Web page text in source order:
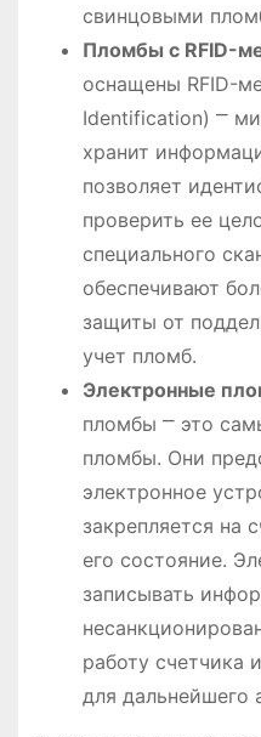
свинцовыми
Пломбы с RFID-
оснащены RFID-
Identification) ⎻
хранит
позволяет
проверить ее
специального
обеспечивают
защиты от
учет пломб.
Электронные
пломбы ⎻ это
пломбы. Они
электронное
закрепляется на
его состояние.
записывать
работу счетчика
для дальнейшего